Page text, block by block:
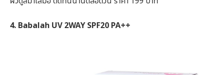
4. Babalah UV 2WAY SPF20 PA++